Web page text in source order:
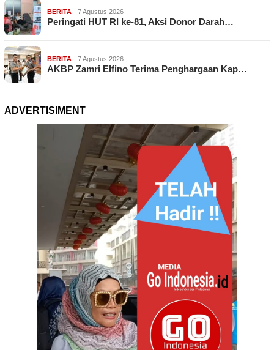
BERITA 7 Agustus 2026
Peringati HUT RI ke-81, Aksi Donor Darah…
BERITA 7 Agustus 2026
AKBP Zamri Elfino Terima Penghargaan Kap…
ADVERTISIMENT